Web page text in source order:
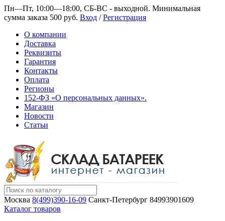
Пн—Пт, 10:00—18:00, СБ-ВС - выходной. Минимальная
сумма заказа 500 руб. Вход /Регистрация
О компании
Доставка
Реквизиты
Гарантия
Контакты
Оплата
Регионы
152-ФЗ «О персональных данных».
Магазин
Новости
Статьи
Москва 8(499)390-16-09 Санкт-Петербург 84993901609
Каталог товаров